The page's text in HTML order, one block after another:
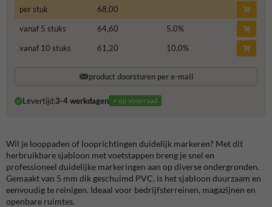
per stuk
68,00
vanaf 5 stuks
64,60 5,0%
vanaf 10 stuks
61,20 10,0%
product doorsturen per e-mail
Levertijd:3-4 werkdagen ✓op voorraad
Wil je looppaden of looprichtingen duidelijk markeren? Met dit
herbruikbare sjabloon met voetstappen breng je snel en
professioneel duidelijke markeringen aan op diverse ondergronden.
Gemaakt van 5 mm dik geschuimd PVC, is het sjabloon duurzaam en
eenvoudig te reinigen. Ideaal voor bedrijfsterreinen, magazijnen en
openbare ruimtes.